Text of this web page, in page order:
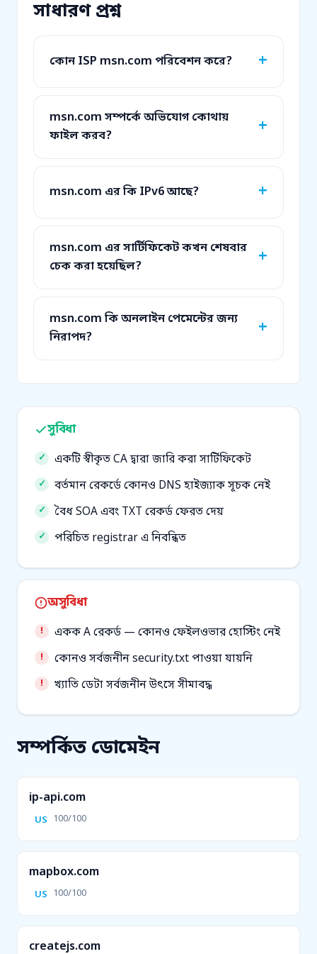
সাধারণ প্রশ্ন
কোন ISP msn.com পরিবেশন করে?
msn.com সম্পর্কে অভিযোগ কোথায়
ফাইল করব?
msn.com এর কি IPv6 আছে?
msn.com এর সার্টিফিকেট কখন শেষবার
চেক করা হয়েছিল?
msn.com কি অনলাইন পেমেন্টের জন্য
নিরাপদ?
সুবিধা
একটি স্বীকৃত CA দ্বারা জারি করা সার্টিফিকেট
বর্তমান রেকর্ডে কোনও DNS হাইজ্যাক সূচক নেই
বৈধ SOA এবং TXT রেকর্ড ফেরত দেয়
পরিচিত registrar এ নিবন্ধিত
অসুবিধা
একক A রেকর্ড — কোনও ফেইলওভার হোস্টিং নেই
কোনও সর্বজনীন security.txt পাওয়া যায়নি
খ্যাতি ডেটা সর্বজনীন উৎসে সীমাবদ্ধ
সম্পর্কিত ডোমেইন
ip-api.com
US 100/100
mapbox.com
US 100/100
createjs.com